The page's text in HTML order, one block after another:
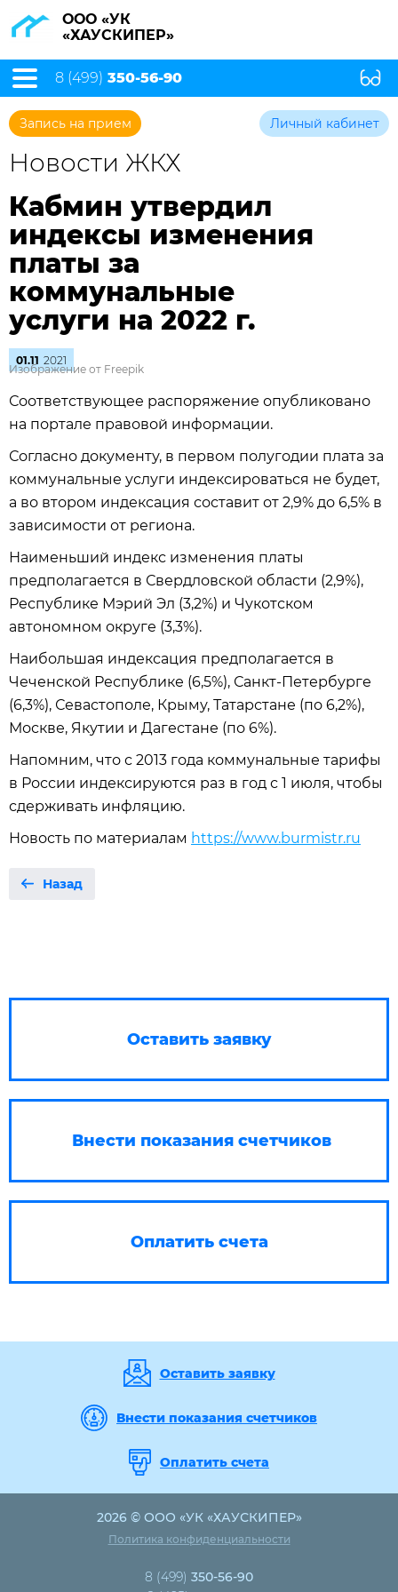
ООО «УК
«ХАУСКИПЕР»
8 (499) 350-56-90
Запись на прием Личный кабинет
Новости ЖКХ
Кабмин утвердил
индексы изменения
платы за
коммунальные
услуги на 2022 г.
01.11 2021
Изображение от Freepik
Соответствующее распоряжение опубликовано
на портале правовой информации.
Согласно документу, в первом полугодии плата за
коммунальные услуги индексироваться не будет,
а во втором индексация составит от 2,9% до 6,5% в
зависимости от региона.
Наименьший индекс изменения платы
предполагается в Свердловской области (2,9%),
Республике Мэрий Эл (3,2%) и Чукотском
автономном округе (3,3%).
Наибольшая индексация предполагается в
Чеченской Республике (6,5%), Санкт-Петербурге
(6,3%), Севастополе, Крыму, Татарстане (по 6,2%),
Москве, Якутии и Дагестане (по 6%).
Напомним, что с 2013 года коммунальные тарифы
в России индексируются раз в год с 1 июля, чтобы
сдерживать инфляцию.
Новость по материалам https://www.burmistr.ru
Назад
Оставить заявку
Внести показания счетчиков
Оплатить счета
Оставить заявку
Внести показания счетчиков
Оплатить счета
2026 © ООО «УК «ХАУСКИПЕР»
Политика конфиденциальности
8 (499) 350-56-90